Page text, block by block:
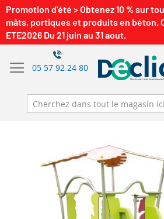
Promotion d'été > Obtenez 10 % sur
mâts, portiques et produits en béton.
ETE2026 Du 21 juin au 31 aout.
05 57 92 24 80